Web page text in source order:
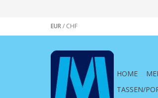
EUR/ CHF
HOME
TASSEN/